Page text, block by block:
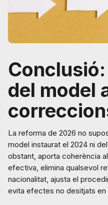
del model
La reforma de 2026 no
model instaurat el 2024 ni
obstant, aporta coherència
efectiva, elimina qualsevol
nacionalitat, ajusta el
evita efectes no desitjats